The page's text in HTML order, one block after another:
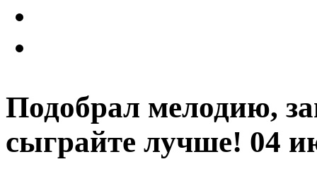
Подобрал мелодию,
сыграйте лучше! 04